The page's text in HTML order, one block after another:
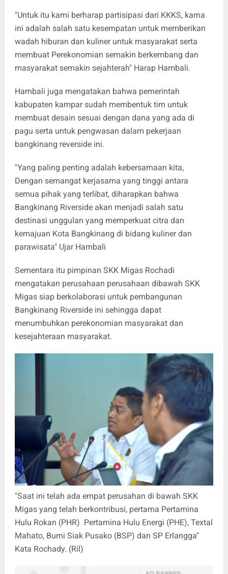
"Untuk itu kami berharap partisipasi dari KKKS, karna
ini adalah salah satu kesempatan untuk memberikan
wadah hiburan dan kuliner untuk masyarakat serta
membuat Perekonomian semakin berkembang dan
masyarakat semakin sejahterah" Harap Hambali.
Hambali juga mengatakan bahwa pemerintah
kabupaten kampar sudah membentuk tim untuk
membuat desain sesuai dengan dana yang ada di
pagu serta untuk pengwasan dalam pekerjaan
bangkinang reverside ini.
"Yang paling penting adalah kebersamaan kita,
Dengan semangat kerjasama yang tinggi antara
semua pihak yang terlibat, diharapkan bahwa
Bangkinang Riverside akan menjadi salah satu
destinasi unggulan yang memperkuat citra dan
kemajuan Kota Bangkinang di bidang kuliner dan
parawisata" Ujar Hambali
Sementara itu pimpinan SKK Migas Rochadi
mengatakan perusahaan perusahaan dibawah SKK
Migas siap berkolaborasi untuk pembangunan
Bangkinang Riverside ini sehingga dapat
menumbuhkan perekonomian masyarakat dan
kesejahteraan masyarakat.
"Saat ini telah ada empat perusahan di bawah SKK
Migas yang telah berkontribusi, pertama Pertamina
Hulu Rokan (PHR) Pertamina Hulu Energi (PHE), Textal
Mahato, Bumi Siak Pusako (BSP) dan SP Erlangga"
Kata Rochady. (Ril)